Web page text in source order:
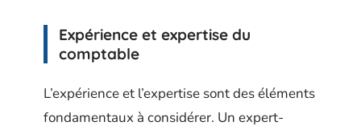
Expérience et expertise du
comptable
L’expérience et l’expertise sont des éléments
fondamentaux à considérer. Un expert-